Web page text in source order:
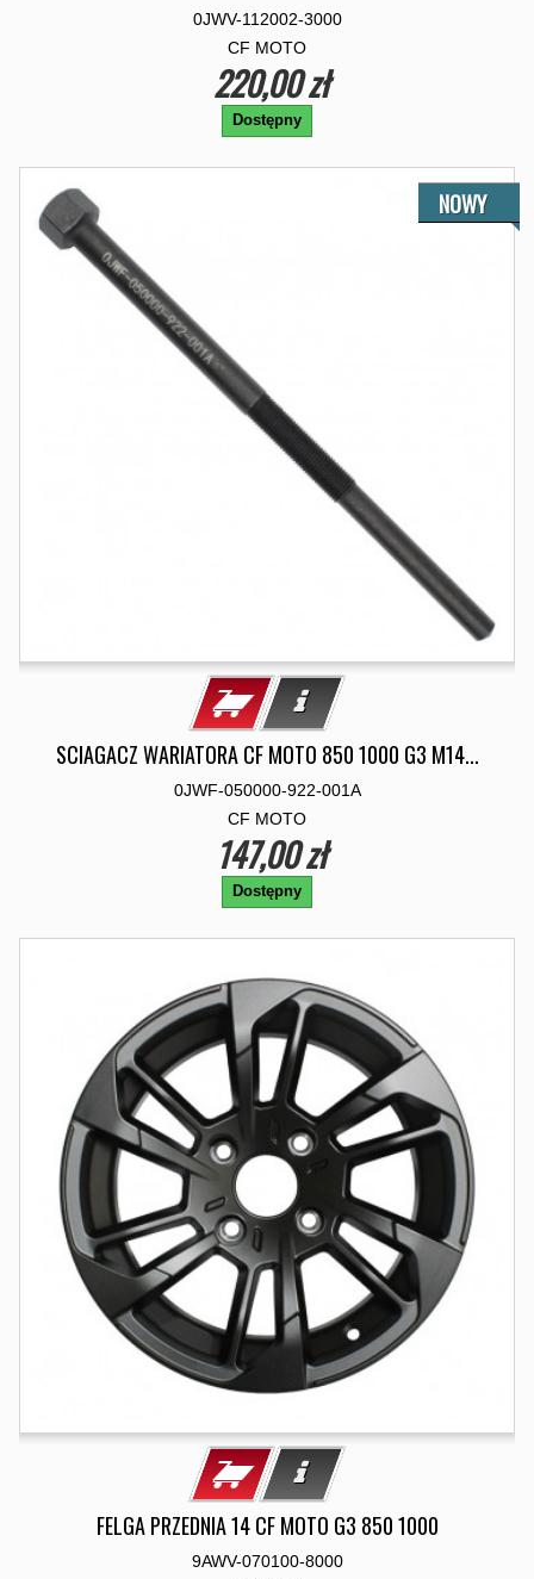
0JWV-112002-3000
CF MOTO
220,00 zł
Dostępny
NOWY
SCIAGACZ WARIATORA CF MOTO 850 1000 G3 M14...
0JWF-050000-922-001A
CF MOTO
147,00 zł
Dostępny
FELGA PRZEDNIA 14 CF MOTO G3 850 1000
9AWV-070100-8000